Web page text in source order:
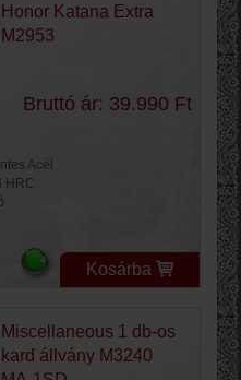
Honor Katana Extra
M2953
Bruttó ár: 39.990 Ft
Acél
HRC
Kosárba
Miscellaneous 1 db-os
kard állvány M3240